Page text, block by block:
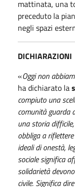
mattinata, una
preceduto la
negli spazi
DICHIARAZIONI
«Oggi non
ha dichiarato la
compiuto una
comunità guarda
una storia
obbliga a
ideali di onestà,
sociale significa
solidarietà
civile. Significa